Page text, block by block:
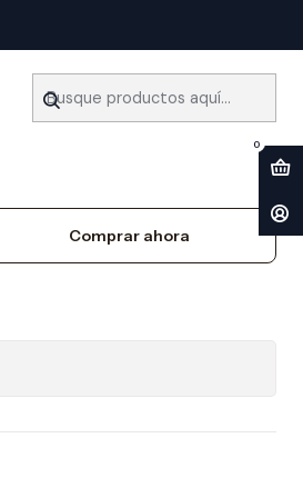
0
Astro (1995-
Comprar ahora